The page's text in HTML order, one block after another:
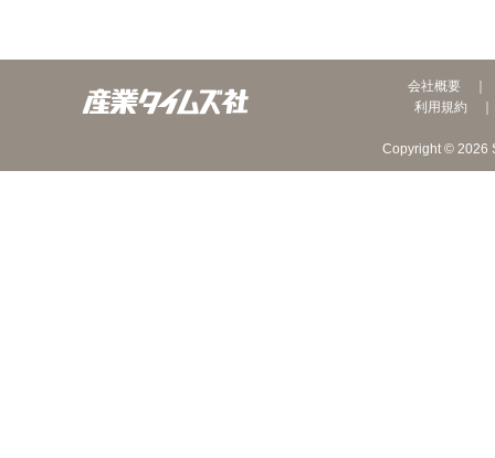
会社概要
利用規約
Copyright © 2026